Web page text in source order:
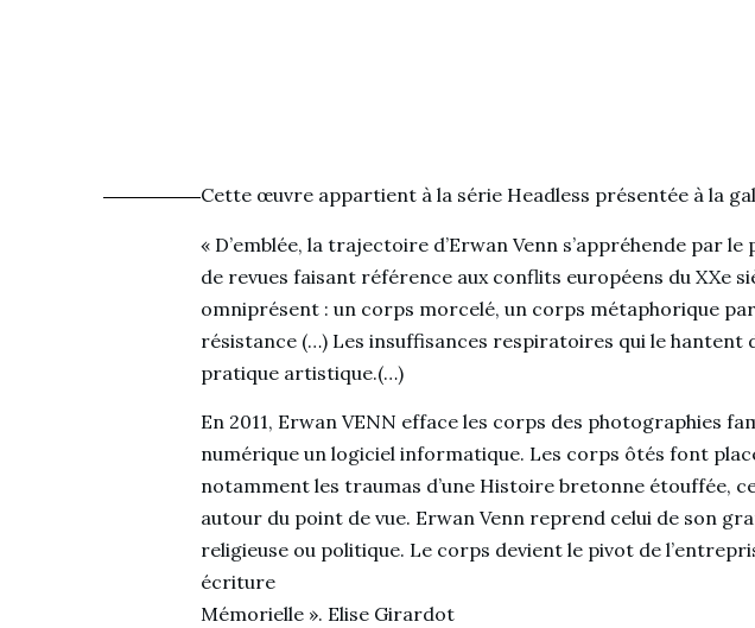
Cette œuvre appartient à la série Headless présentée à la
« D’emblée, la trajectoire d’Erwan Venn s’appréhende par
de revues faisant référence aux conflits européens du XXe
omniprésent : un corps morcelé, un corps métaphorique
résistance (…) Les insuffisances respiratoires qui le hantent
pratique artistique.(…)
En 2011, Erwan VENN efface les corps des photographies
numérique un logiciel informatique. Les corps ôtés font
notamment les traumas d’une Histoire bretonne étouffée,
autour du point de vue. Erwan Venn reprend celui de son
religieuse ou politique. Le corps devient le pivot de
écriture
Mémorielle ». Elise Girardot